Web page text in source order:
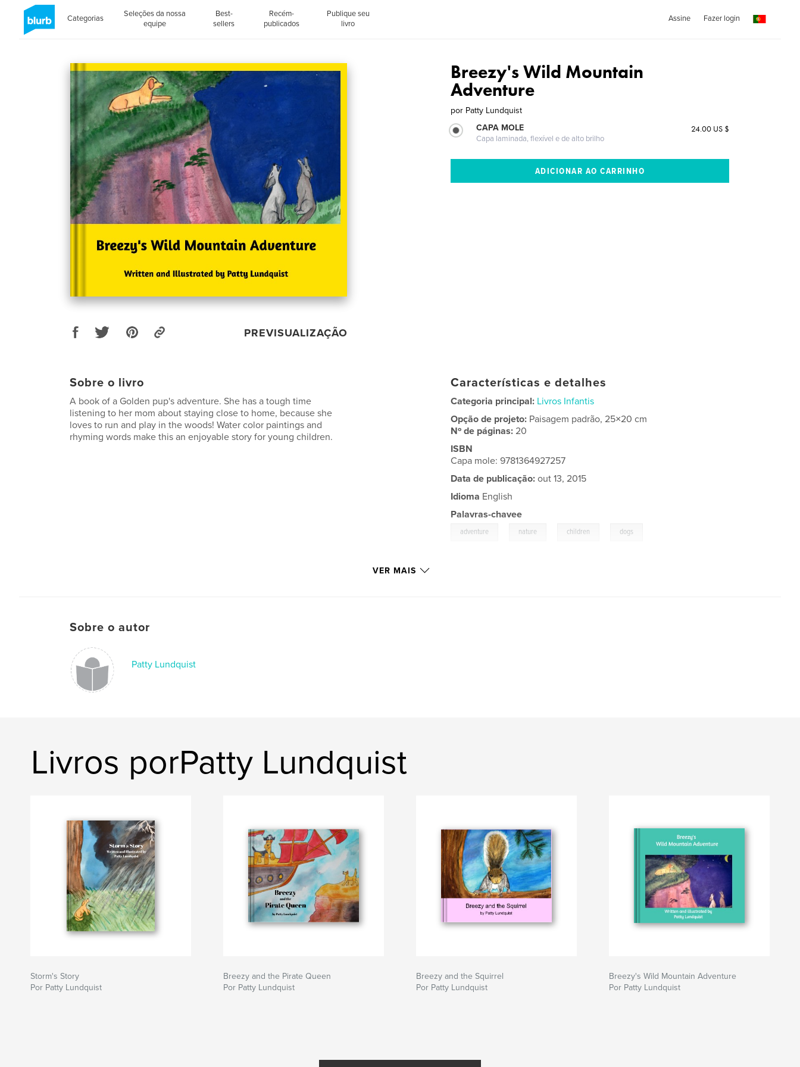
Categorias
Seleções da nossa
equipe
Best-
sellers
Recém-
publicados
Publique seu
livro
Assine Fazer login
PREVISUALIZAÇÃO
Breezy's Wild Mountain
Adventure
por Patty Lundquist
CAPA MOLE
Capa laminada, flexível e de alto brilho
24.00 US $
Sobre o livro
A book of a Golden pup's adventure. She has a tough time
listening to her mom about staying close to home, because she
loves to run and play in the woods! Water color paintings and
rhyming words make this an enjoyable story for young children.
Características e detalhes
Categoria principal: Livros Infantis
Opção de projeto: Paisagem padrão, 25×20 cm
Nº de páginas:20
ISBN
Capa mole: 9781364927257
Data de publicação: out 13, 2015
Idioma English
Palavras-chavee
adventure nature children dogs
VER MAIS
Sobre o autor
Patty Lundquist
Livros porPatty Lundquist
Storm's Story
Por Patty Lundquist
Breezy and the Pirate Queen
Por Patty Lundquist
Breezy and the Squirrel
Por Patty Lundquist
Breezy's Wild Mountain Adventure
Por Patty Lundquist